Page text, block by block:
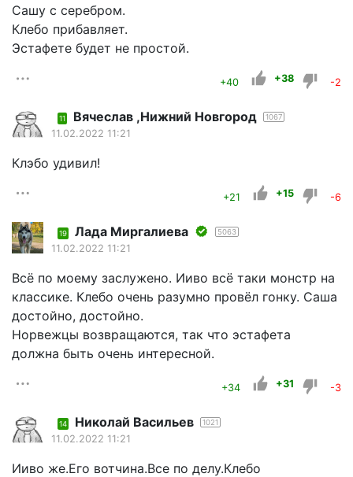
Сашу с серебром.
Клебо прибавляет.
Эстафете будет не простой.
+40 +38 -2
11 Вячеслав ,Нижний Новгород 1067
11.02.2022 11:21
Клэбо удивил!
+21 +15 -6
19 Лада Миргалиева 5063
11.02.2022 11:21
Всё по моему заслужено. Ииво всё таки монстр на
классике. Клебо очень разумно провёл гонку. Саша
достойно, достойно.
Норвежцы возвращаются, так что эстафета
должна быть очень интересной.
+34 +31 -3
14 Николай Васильев 1021
11.02.2022 11:21
Ииво же.Его вотчина.Все по делу.Клебо